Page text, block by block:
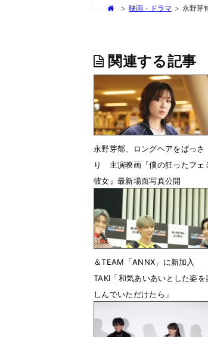
> 映画・ドラマ > 永野芽
関連する記事
永野芽郁、ロングヘアをばっさ
り 主演映画『僕の狂ったフェ
彼女』最新場面写真公開
1月28日 08時03分
＆TEAM「ANNX」に新加入
TAKI「和気あいあいとした姿を
しんでいただけたら」